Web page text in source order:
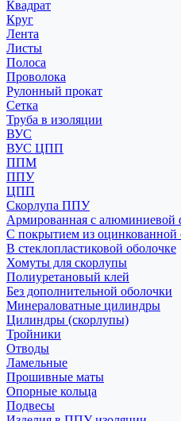
Квадрат
Круг
Лента
Листы
Полоса
Проволока
Рулонный прокат
Сетка
Труба в изоляции
ВУС
ВУС ЦПП
ППМ
ППУ
ЦПП
Скорлупа ППУ
Армированная с алюминиевой
С покрытием из оцинкованной
В стеклопластиковой оболочке
Хомуты для скорлупы
Полиуретановый клей
Без дополнительной оболочки
Минераловатные цилиндры
Цилиндры (скорлупы)
Тройники
Отводы
Ламельные
Прошивные маты
Опорные кольца
Подвесы